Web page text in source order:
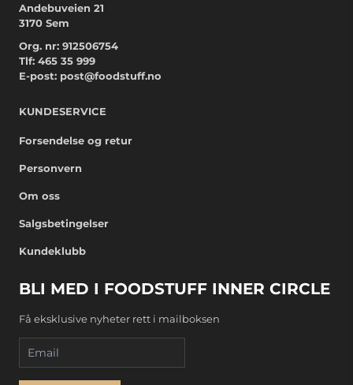
Andebuveien 21
3170 Sem
Org. nr: 912506754
Tlf: 465 35 999
E-post: post@foodstuff.no
KUNDESERVICE
Forsendelse og retur
Personvern
Om oss
Salgsbetingelser
Kundeklubb
BLI MED I FOODSTUFF INNER CIRCLE
Få eksklusive nyheter rett i mailboksen